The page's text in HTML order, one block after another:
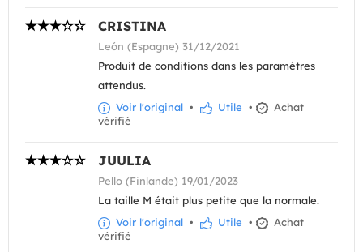
CRISTINA
León (Espagne) 31/12/2021
Produit de conditions dans les paramètres
attendus.
Voir l'original • Utile •
Achat
vérifié
JUULIA
Pello (Finlande) 19/01/2023
La taille M était plus petite que la normale.
Voir l'original • Utile •
Achat
vérifié